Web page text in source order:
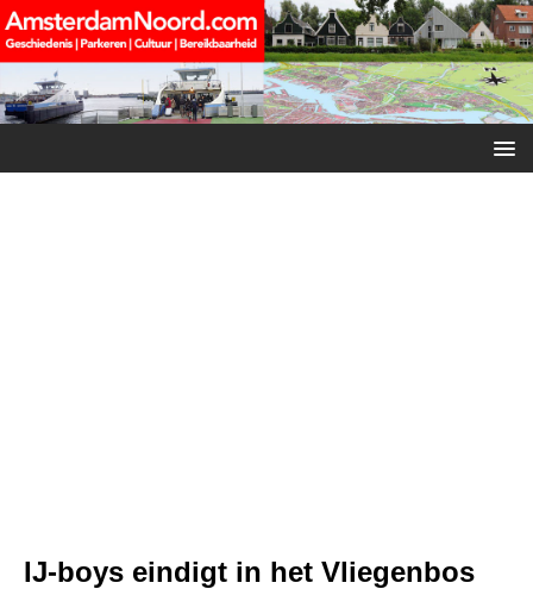
IJ-boys eindigt in het Vliegenbos